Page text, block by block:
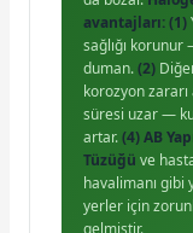
avantajları:(1)
sağlığı
duman.(2)
korozyon zararı
süresi uzar —
artar.(4) AB
Tüzüğü ve
havalimanı gibi
yerler için